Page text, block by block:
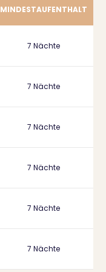
MINDESTAUFENTHALT
7 Nächte
7 Nächte
7 Nächte
7 Nächte
7 Nächte
7 Nächte